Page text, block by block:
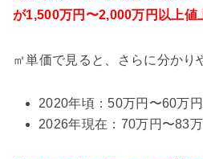
が1,500万円〜2,000万円以上値
㎡単価で見ると、さらに分かり
2020年頃：50万円〜60万
2026年現在：70万円〜83